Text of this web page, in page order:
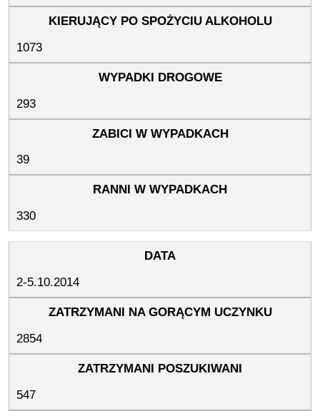
1073
293
39
330
2-5.10.2014
2854
547